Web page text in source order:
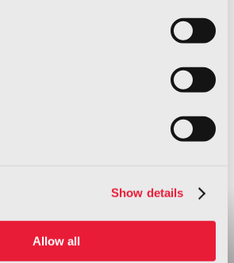
Show details
Allow all